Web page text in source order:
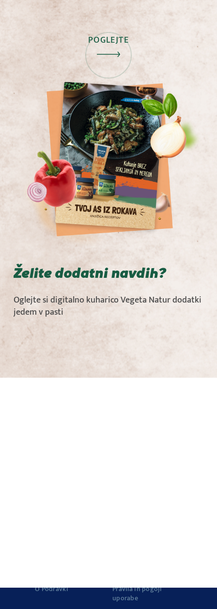
POGLEJTE
Želite dodatni navdih?
Oglejte si digitalno kuharico Vegeta Natur dodatki
jedem v pasti
O Podravki
Pravila in pogoji
uporabe